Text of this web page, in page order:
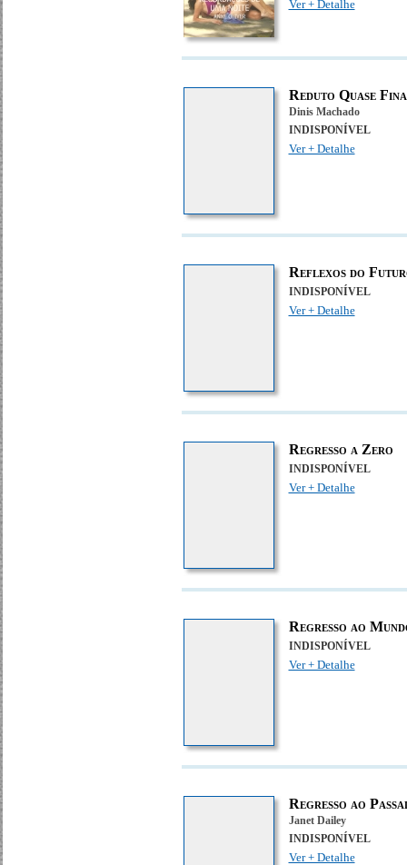
Ver + Detalhe
Reduto Quase
Dinis Machado
INDISPONÍVEL
Ver + Detalhe
Reflexos do
INDISPONÍVEL
Ver + Detalhe
Regresso a Zero
INDISPONÍVEL
Ver + Detalhe
Regresso ao
INDISPONÍVEL
Ver + Detalhe
Regresso ao
Janet Dailey
INDISPONÍVEL
Ver + Detalhe